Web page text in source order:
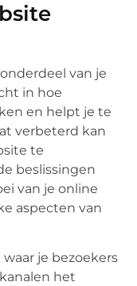
van je
in hoe
en helpt je te
verbeterd kan
te
beslissingen
van je online
aspecten van
je bezoekers
het